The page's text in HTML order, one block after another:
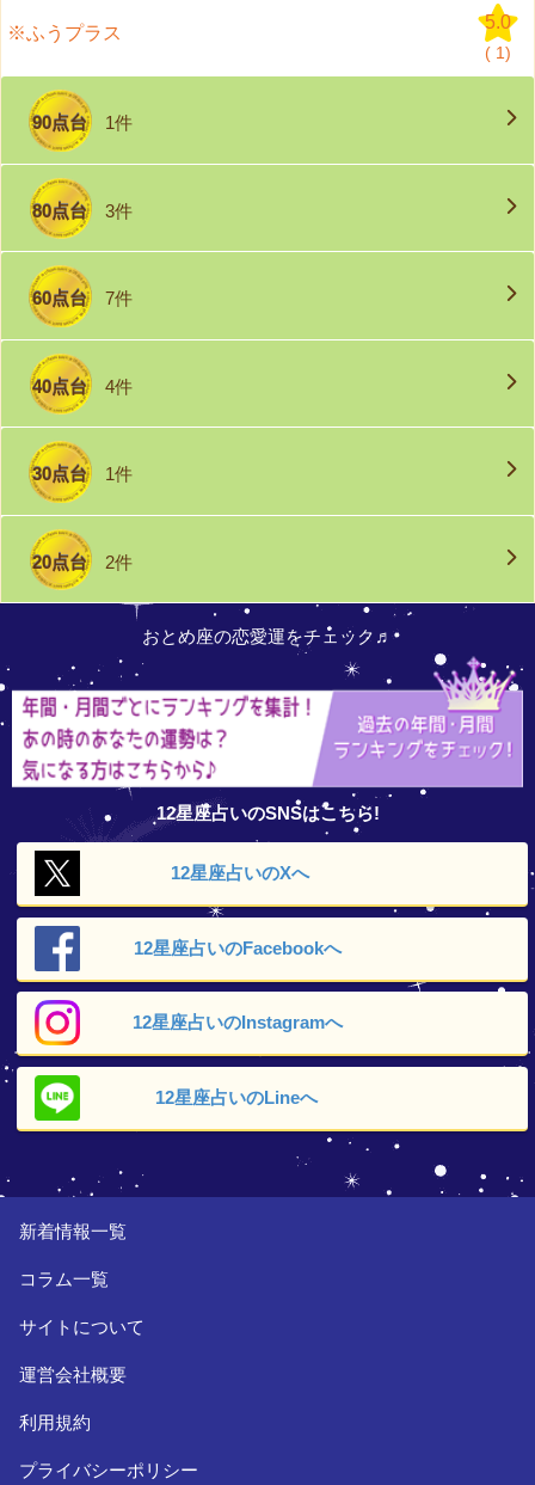
※ふうプラス
5.0
( 1)
90点台 1件
80点台 3件
60点台 7件
40点台 4件
30点台 1件
20点台 2件
おとめ座の恋愛運をチェック♬
12星座占いのSNSはこちら!
12星座占いのXへ
12星座占いのFacebookへ
12星座占いのInstagramへ
12星座占いのLineへ
新着情報一覧
コラム一覧
サイトについて
運営会社概要
利用規約
プライバシーポリシー